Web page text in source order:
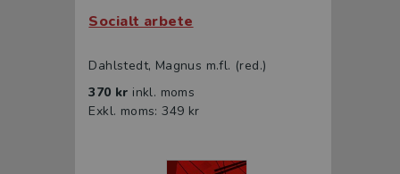
Socialt arbete
Dahlstedt, Magnus m.fl. (red.)
370 kr inkl. moms
Exkl. moms: 349 kr